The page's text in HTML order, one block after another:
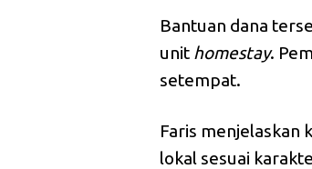
Bantuan dana
unit homestay.
setempat.
Faris menjelaskan
lokal sesuai